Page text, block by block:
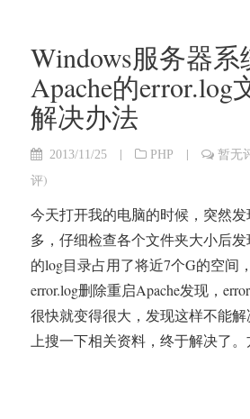
Windows服务器系
Apache的error.log
解决办法
2013/11/25 | PHP | 暂无
评)
今天打开我的电脑的时候，突然
多，仔细检查各个文件夹大小后发
的log目录占用了将近7个G的空间
error.log删除重启Apache发现，
很快就变得很大，发现这样不能
上搜一下相关资料，终于解决了。